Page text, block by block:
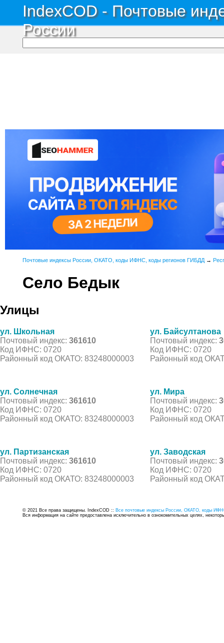
IndexCOD - Почтовые
России
Почтовые индексы России, ОКАТО, коды ИФНС, коды регионов ГИБДД →
Село Бедык
Улицы
ул. Школьная
Почтовый индекс: 361610
Код ИФНС: 0720
Районный код ОКАТО: 83248000003
ул. Байсултанова
Почтовый индекс:
Код ИФНС: 0720
Районный код
ул. Солнечная
Почтовый индекс: 361610
Код ИФНС: 0720
Районный код ОКАТО: 83248000003
ул. Мира
Почтовый индекс:
Код ИФНС: 0720
Районный код
ул. Партизанская
Почтовый индекс: 361610
Код ИФНС: 0720
Районный код ОКАТО: 83248000003
ул. Заводская
Почтовый индекс:
Код ИФНС: 0720
Районный код
© 2021 Все права защищены. IndexCOD :: Все почтовые индексы России, ОКАТО, коды
Вся информация на сайте предоставлена исключительно в ознокомительных целях,